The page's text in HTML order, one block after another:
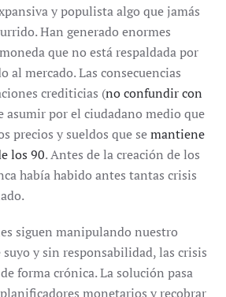
y populista algo que jamás
Han generado enormes
que no está respaldada por
al mercado. Las consecuencias
crediticias (no confundir con
asumir por el ciudadano medio que
precios y sueldos que semantiene
los 90. Antes de la creación de los
había habido antes tantas crisis
siguen manipulando nuestro
y sin responsabilidad, las crisis
forma crónica. La solución pasa
monetarios y recobrar